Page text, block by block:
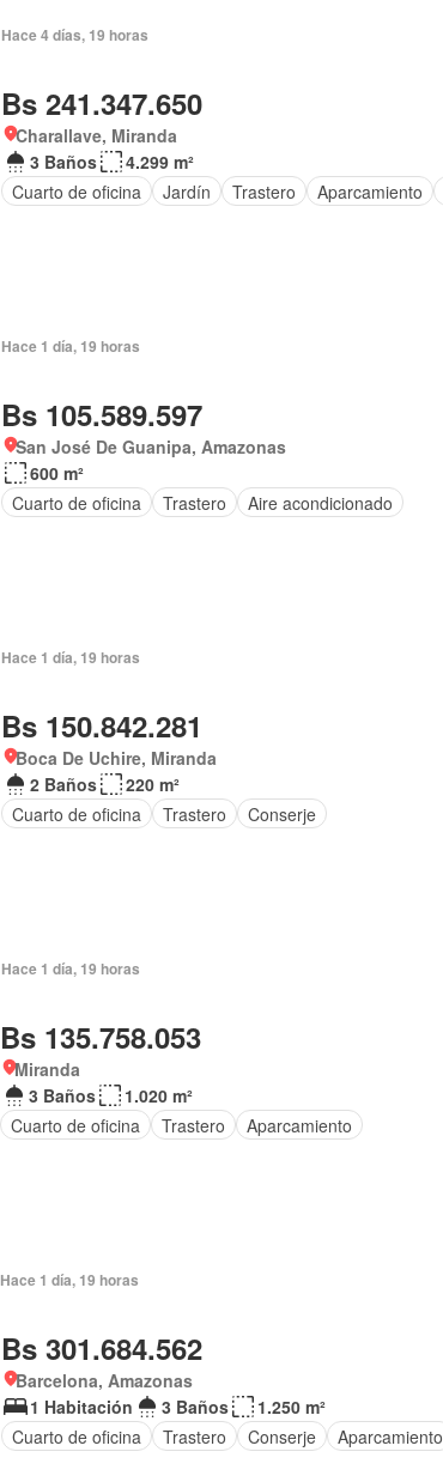
Hace 4 días, 19 horas
Bs 241.347.650
Charallave, Miranda
3 Baños
4.299 m²
Cuarto de oficina
Jardín Trastero Aparcamiento
Hace 1 día, 19 horas
Bs 105.589.597
San José De Guanipa, Amazonas
600 m²
Cuarto de oficina
Trastero Aire acondicionado
Hace 1 día, 19 horas
Bs 150.842.281
Boca De Uchire, Miranda
2 Baños
220 m²
Cuarto de oficina
Trastero Conserje
Hace 1 día, 19 horas
Bs 135.758.053
Miranda
3 Baños
1.020 m²
Cuarto de oficina
Trastero Aparcamiento
Hace 1 día, 19 horas
Bs 301.684.562
Barcelona, Amazonas
1 Habitación
3 Baños
1.250 m²
Cuarto de oficina
Trastero Conserje Aparcamiento